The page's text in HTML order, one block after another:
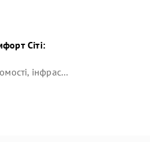
Сіті:
інфрас...